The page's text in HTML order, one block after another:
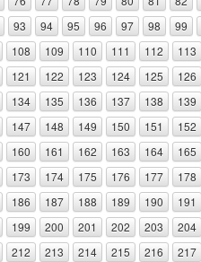
93 94 95 96 97 98 99
108 109 110 111 112 113
121 122 123 124 125 126
134 135 136 137 138 139
147 148 149 150 151 152
160 161 162 163 164 165
173 174 175 176 177 178
186 187 188 189 190 191
199 200 201 202 203 204
212 213 214 215 216 217